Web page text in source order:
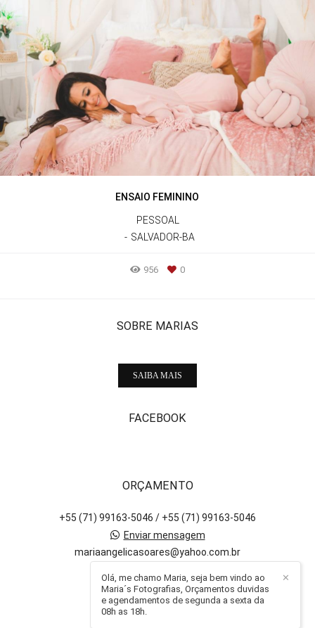
ENSAIO FEMININO
PESSOAL
SALVADOR-BA
956 0
SOBRE MARIAS
SAIBA MAIS
FACEBOOK
ORÇAMENTO
+55 (71) 99163-5046 / +55 (71) 99163-5046
Enviar mensagem
mariaangelicasoares@yahoo.com.br
✕
Olá, me chamo Maria, seja bem vindo ao
Maria´s Fotografias, Orçamentos duvidas
e agendamentos de segunda a sexta da
08h as 18h.